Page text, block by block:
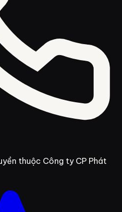
thuộc Công ty CP Phát